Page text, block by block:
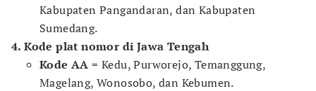
Kabupaten Pangandaran, dan Kabupaten
Sumedang.
4. Kode plat nomor di Jawa Tengah
Kode AA = Kedu, Purworejo, Temanggung,
Magelang, Wonosobo, dan Kebumen.